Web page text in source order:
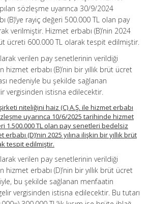
sözleşme uyarınca 30/9/2024
(B)’ye rayiç değeri 500.000 TL olan pay
verilmiştir. Hizmet erbabı (B)’nin 2024
ücreti 600.000 TL olarak tespit edilmiştir.
verilen pay senetlerinin verildiği
erbabı (B)’nin bir yıllık brüt ücret
nedeniyle bu şekilde sağlanan
vergisinden istisna edilecektir.
niteliğini haiz (C) A.Ş. ile hizmet erbabı
uyarınca 10/6/2025 tarihinde hizmet
1.500.000 TL olan pay senetleri bedelsiz
(D)’nin 2025 yılına ilişkin bir yıllık brüt
tespit edilmiştir.
verilen pay senetlerinin verildiği
erbabı (D)’nin bir yıllık brüt ücret
bu şekilde sağlanan menfaatin
gelir vergisinden istisna edilecektir. Bu tutarı